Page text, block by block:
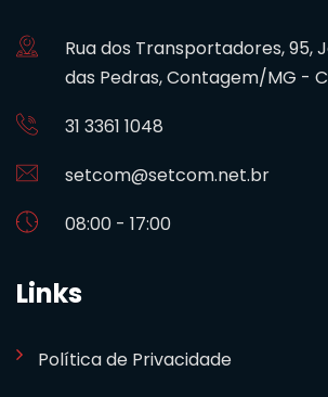
Rua dos Transportadores, 95,
das Pedras, Contagem/MG -
31 3361 1048
setcom@setcom.net.br
08:00 - 17:00
Links
Política de Privacidade